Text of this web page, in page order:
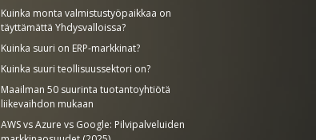
Kuinka monta valmistustyöpaikkaa on
täyttämättä Yhdysvalloissa?
Kuinka suuri on ERP-markkinat?
Kuinka suuri teollisuussektori on?
Maailman 50 suurinta tuotantoyhtiötä
liikevaihdon mukaan
AWS vs Azure vs Google: Pilvipalveluiden